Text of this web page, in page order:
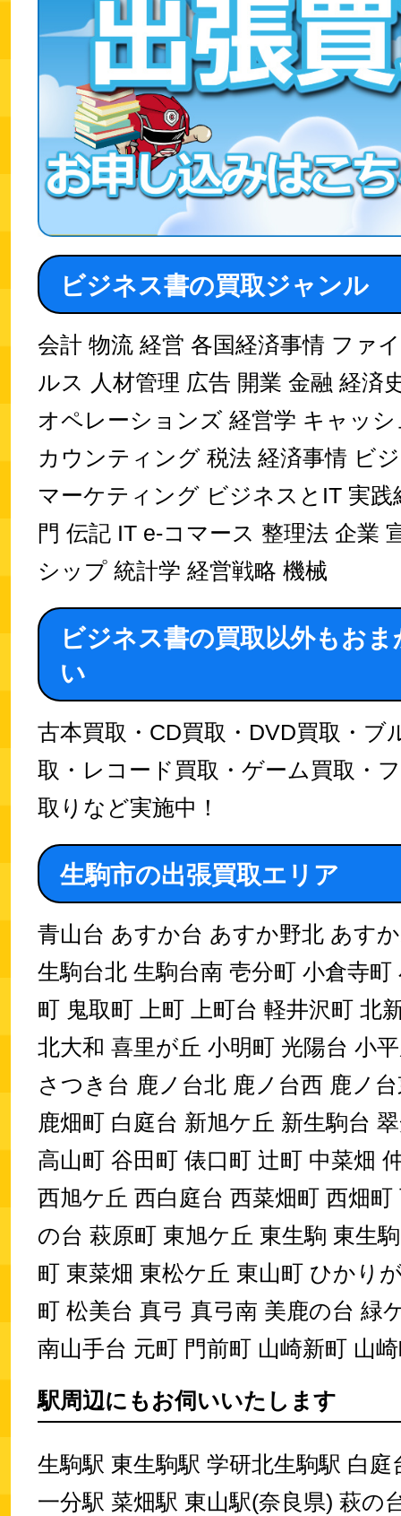
ビジネス書の買取ジャンル
会計 物流 経営 各国経済事情 ファ
ルス 人材管理 広告 開業 金融 経済
オペレーションズ 経営学 キャッ
カウンティング 税法 経済事情 ビ
マーケティング ビジネスとIT 実践
門 伝記 IT e-コマース 整理法 企業
シップ 統計学 経営戦略 機械
ビジネス書の買取以外もお
い
古本買取・CD買取・DVD買取・ブ
取・レコード買取・ゲーム買取・
取りなど実施中！
生駒市の出張買取エリア
青山台 あすか台 あすか野北 あす
生駒台北 生駒台南 壱分町 小倉寺町
町 鬼取町 上町 上町台 軽井沢町 北
北大和 喜里が丘 小明町 光陽台 小
さつき台 鹿ノ台北 鹿ノ台西 鹿ノ
鹿畑町 白庭台 新旭ケ丘 新生駒台
高山町 谷田町 俵口町 辻町 中菜畑
西旭ケ丘 西白庭台 西菜畑町 西畑町
の台 萩原町 東旭ケ丘 東生駒 東生
町 東菜畑 東松ケ丘 東山町 ひかり
町 松美台 真弓 真弓南 美鹿の台 緑
南山手台 元町 門前町 山崎新町 山
駅周辺にもお伺いいたします
生駒駅 東生駒駅 学研北生駒駅 白庭
一分駅 菜畑駅 東山駅(奈良県) 萩の